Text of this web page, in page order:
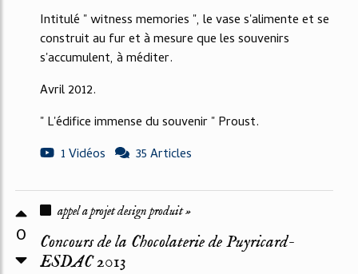
Intitulé " witness memories ", le vase s'alimente et se
construit au fur et à mesure que les souvenirs
s'accumulent, à méditer.
Avril 2012.
" L'édifice immense du souvenir " Proust.
1 Vidéos
35 Articles
0
appel a projet design produit »
Concours de la Chocolaterie de Puyricard-
ESDAC 2013